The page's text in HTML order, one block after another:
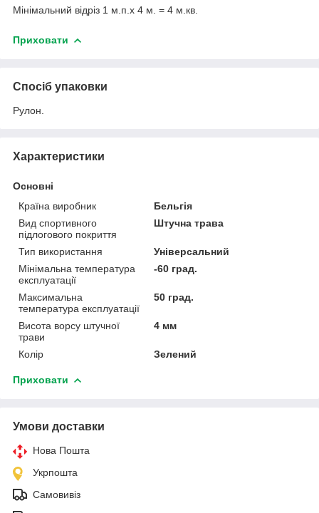
Мінімальний відріз 1 м.п.х 4 м. = 4 м.кв.
Приховати
Спосіб упаковки
Рулон.
Характеристики
Основні
Країна виробник
Бельгія
Вид спортивного
підлогового покриття
Штучна трава
Тип використання
Універсальний
Мінімальна температура
експлуатації
-60 град.
Максимальна
температура експлуатації
50 град.
Висота ворсу штучної
трави
4 мм
Колір Зелений
Приховати
Умови доставки
Нова Пошта
Укрпошта
Самовивіз